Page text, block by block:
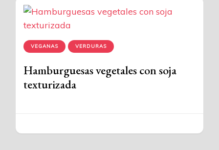
VEGANAS VERDURAS
Hamburguesas vegetales con soja
texturizada